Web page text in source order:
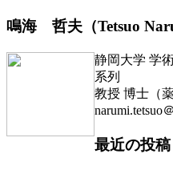
鳴海 哲夫（Tetsuo
静岡大学 学
系列
教授 博士（薬
narumi.tetsuo
最近の投稿